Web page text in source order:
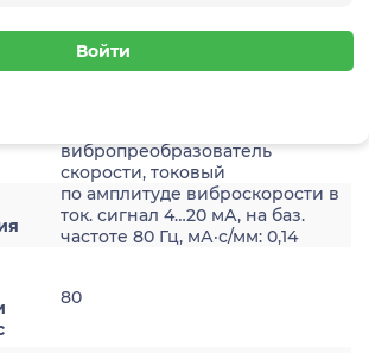
вибропреобразователь
скорости, токовый
по амплитуде виброскорости в
ток. сигнал 4…20 мА, на баз.
частоте 80 Гц, мА·с/мм: 0,14
80